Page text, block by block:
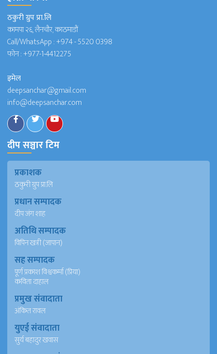
ठकुरी ग्रुप प्रा.लि
कामपा २६, लैनचौर, काठमाडौं
Call/WhatsApp :+974 - 5520 0398
फोन :+977-1-4412275
इमेल
deepsanchar@gmail.com
info@deepsanchar.com
दीप सञ्चार टिम
प्रकाशक
ठकुरी ग्रुप प्रा.लि
प्रधान सम्पादक
दीप जंग शाह
अतिथि सम्पादक
विपिन खत्री (जापान)
सह सम्पादक
पूर्ण प्रकाश विश्वकर्मा (प्रिया)
कविता दाहाल
प्रमुख संवादाता
अंकित रावल
युएई संवादाता
सुर्य बहादुर खवास